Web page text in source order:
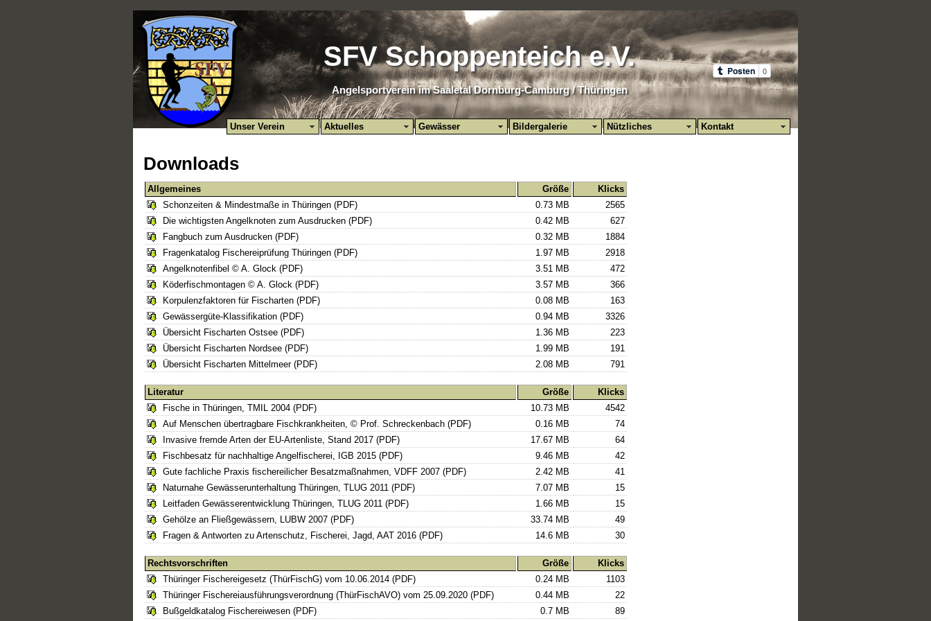
SFV Schoppenteich e.V.
Angelsportverein im Saaletal Dornburg-Camburg / Thüringen
Unser Verein Aktuelles Gewässer Bildergalerie Nützliches Kontakt
Downloads
Allgemeines Größe
Klicks
Schonzeiten & Mindestmaße in Thüringen (PDF)
0.73 MB
2565
Die wichtigsten Angelknoten zum Ausdrucken (PDF)
0.42 MB
627
Fangbuch zum Ausdrucken (PDF)
0.32 MB
1884
Fragenkatalog Fischereiprüfung Thüringen (PDF)
1.97 MB
2918
Angelknotenfibel © A. Glock (PDF)
3.51 MB
472
Köderfischmontagen © A. Glock (PDF)
3.57 MB
366
Korpulenzfaktoren für Fischarten (PDF)
0.08 MB
163
Gewässergüte-Klassifikation (PDF)
0.94 MB
3326
Übersicht Fischarten Ostsee (PDF)
1.36 MB
223
Übersicht Fischarten Nordsee (PDF)
1.99 MB
191
Übersicht Fischarten Mittelmeer (PDF)
2.08 MB 791
Literatur Größe
Klicks
Fische in Thüringen, TMIL 2004 (PDF)
10.73 MB
4542
Auf Menschen übertragbare Fischkrankheiten, © Prof. Schreckenbach (PDF)
0.16 MB
74
Invasive fremde Arten der EU-Artenliste, Stand 2017 (PDF)
17.67 MB
64
Fischbesatz für nachhaltige Angelfischerei, IGB 2015 (PDF)
9.46 MB
42
Gute fachliche Praxis fischereilicher Besatzmaßnahmen, VDFF 2007 (PDF)
2.42 MB
41
Naturnahe Gewässerunterhaltung Thüringen, TLUG 2011 (PDF)
7.07 MB
15
Leitfaden Gewässerentwicklung Thüringen, TLUG 2011 (PDF)
1.66 MB
15
Gehölze an Fließgewässern, LUBW 2007 (PDF)
33.74 MB
49
Fragen & Antworten zu Artenschutz, Fischerei, Jagd, AAT 2016 (PDF)
14.6 MB 30
Rechtsvorschriften Größe
Klicks
Thüringer Fischereigesetz (ThürFischG) vom 10.06.2014 (PDF)
0.24 MB
1103
Thüringer Fischereiausführungsverordnung (ThürFischAVO) vom 25.09.2020 (PDF)
0.44 MB
22
Bußgeldkatalog Fischereiwesen (PDF)
0.7 MB 89